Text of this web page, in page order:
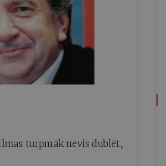
turpmāk nevis dublēt,